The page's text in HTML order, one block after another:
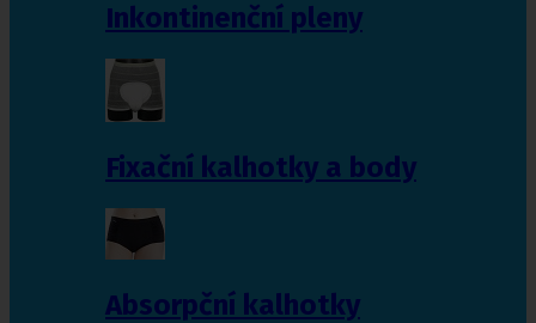
Inkontinenční pleny
Fixační kalhotky a body
Absorpční kalhotky